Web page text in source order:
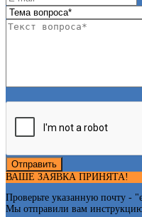
Отправить
ВАШЕ ЗАЯВКА ПРИНЯТА!
Проверьте указанную почту - "
Мы отправили вам